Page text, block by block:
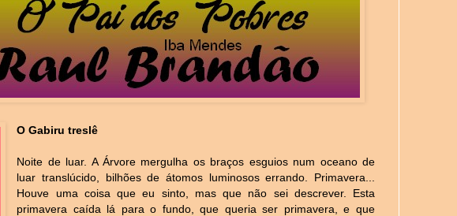
O Gabiru treslê
Noite de luar. A Árvore mergulha os braços esguios num oceano de
luar translúcido, bilhões de átomos luminosos errando. Primavera...
Houve uma coisa que eu sinto, mas que não sei descrever. Esta
primavera caída lá para o fundo, que queria ser primavera, e que